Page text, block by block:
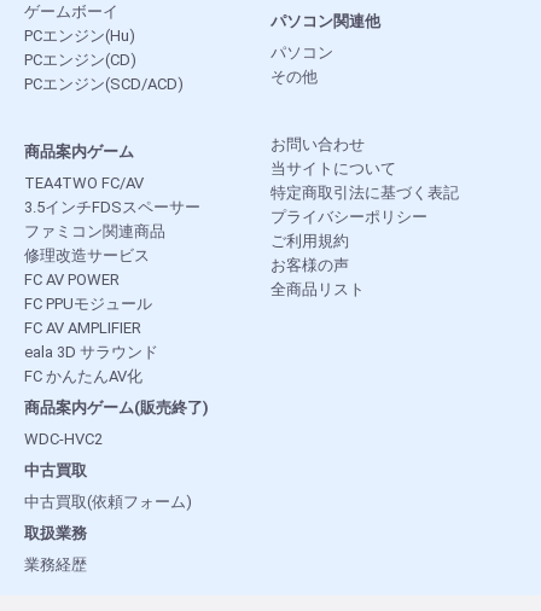
ゲームボーイ
PCエンジン(Hu)
PCエンジン(CD)
PCエンジン(SCD/ACD)
パソコン関連他
パソコン
その他
商品案内ゲーム
TEA4TWO FC/AV
3.5インチFDSスペーサー
ファミコン関連商品
修理改造サービス
FC AV POWER
FC PPUモジュール
FC AV AMPLIFIER
eala 3D サラウンド
FC かんたんAV化
商品案内ゲーム(販売終了)
WDC-HVC2
中古買取
中古買取(依頼フォーム)
取扱業務
業務経歴
お問い合わせ
当サイトについて
特定商取引法に基づく表記
プライバシーポリシー
ご利用規約
お客様の声
全商品リスト